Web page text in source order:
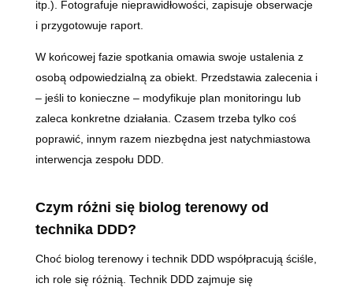
itp.). Fotografuje nieprawidłowości, zapisuje obserwacje
i przygotowuje raport.
W końcowej fazie spotkania omawia swoje ustalenia z
osobą odpowiedzialną za obiekt. Przedstawia zalecenia i
– jeśli to konieczne – modyfikuje plan monitoringu lub
zaleca konkretne działania. Czasem trzeba tylko coś
poprawić, innym razem niezbędna jest natychmiastowa
interwencja zespołu DDD.
Czym różni się biolog terenowy od
technika DDD?
Choć biolog terenowy i technik DDD współpracują ściśle,
ich role się różnią. Technik DDD zajmuje się